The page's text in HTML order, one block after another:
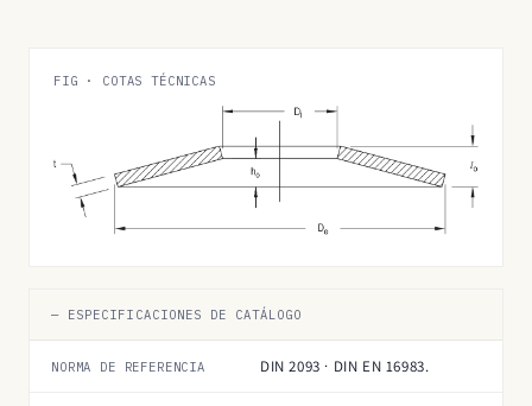
FIG · COTAS TÉCNICAS
— ESPECIFICACIONES DE CATÁLOGO
NORMA DE REFERENCIA DIN 2093 · DIN EN 16983.